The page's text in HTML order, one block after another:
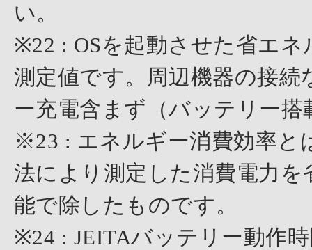
い。
※22 : OSを起動させた省エ
測定値です。周辺機器の接
ー充電含まず（バッテリー搭
※23 : エネルギー消費効率と
法により測定した消費電力
能で除したものです。
※24 : JEITAバッテリー動作